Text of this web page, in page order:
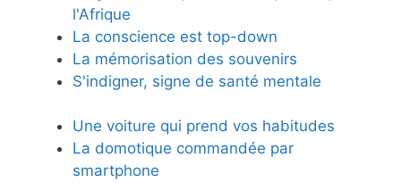
l'Afrique
La conscience est top-down
La mémorisation des souvenirs
S'indigner, signe de santé mentale
Une voiture qui prend vos habitudes
La domotique commandée par
smartphone